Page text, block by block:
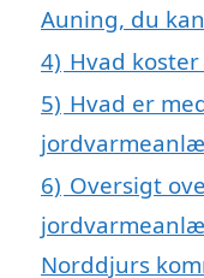
Auning, du
4) Hvad
5) Hvad er
6) Oversigt
Norddjurs